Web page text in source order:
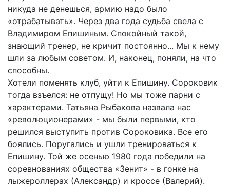
никуда не денешься, армию надо было
«отрабатывать». Через два года судьба свела с
Владимиром Епишиным. Спокойный такой,
знающий тренер, не кричит постоянно... Мы к нему
шли за любым советом. И, наконец, поняли, на что
способны.
Хотели поменять клуб, уйти к Епишину. Сороковик
тогда взъелся: не отпущу! Но мы тоже парни с
характерами. Татьяна Рыбакова назвала нас
«революционерами» - мы были первыми, кто
решился выступить против Сороковика. Все его
боялись. Поругались и ушли тренироваться к
Епишину. Той же осенью 1980 года победили на
соревнованиях общества «Зенит» - в гонке на
лыжероллерах (Александр) и кроссе (Валерий).